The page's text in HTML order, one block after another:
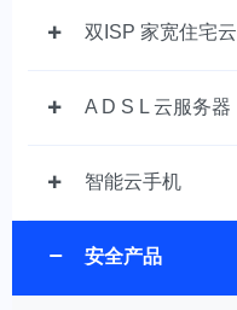
双ISP 家宽住宅云
A D S L 云服务器
智能云手机
安全产品